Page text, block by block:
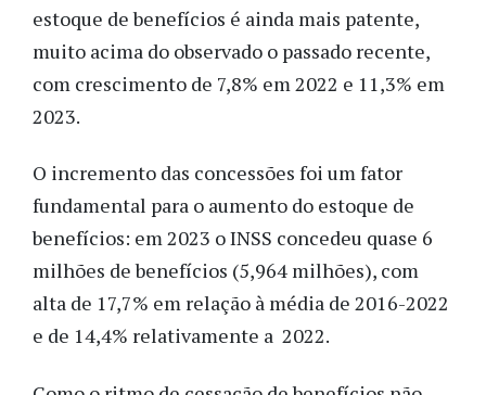
estoque de benefícios é ainda mais patente,
muito acima do observado o passado recente,
com crescimento de 7,8% em 2022 e 11,3% em
2023.
O incremento das concessões foi um fator
fundamental para o aumento do estoque de
benefícios: em 2023 o INSS concedeu quase 6
milhões de benefícios (5,964 milhões), com
alta de 17,7% em relação à média de 2016-2022
e de 14,4% relativamente a 2022.